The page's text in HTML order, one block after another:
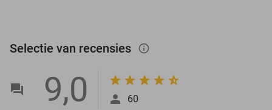
Selectie van recensies info_outlined
9,0 60